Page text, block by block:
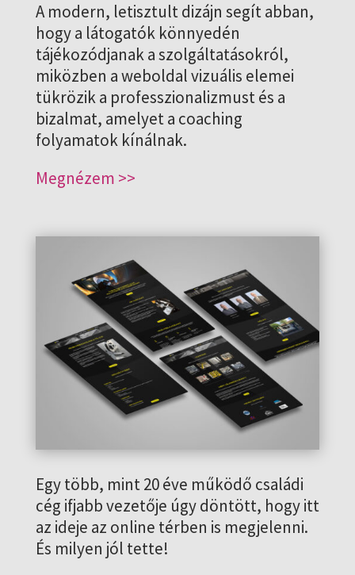
A modern, letisztult dizájn segít abban,
hogy a látogatók könnyedén
tájékozódjanak a szolgáltatásokról,
miközben a weboldal vizuális elemei
tükrözik a professzionalizmust és a
bizalmat, amelyet a coaching
folyamatok kínálnak.
Megnézem >>
Egy több, mint 20 éve működő családi
cég ifjabb vezetője úgy döntött, hogy itt
az ideje az online térben is megjelenni.
És milyen jól tette!